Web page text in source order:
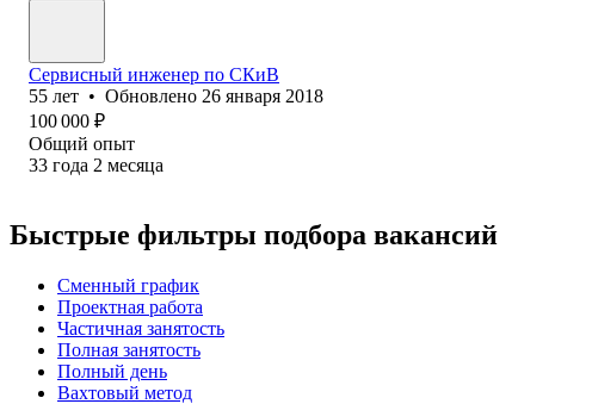
Сервисный инженер по СКиВ
55 лет • Обновлено 26 января 2018
100 000 ₽
Общий опыт
33 года 2 месяца
Быстрые фильтры подбора вакансий
Сменный график
Проектная работа
Частичная занятость
Полная занятость
Полный день
Вахтовый метод